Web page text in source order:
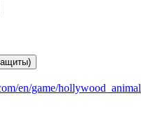
en/game/hollywood_animal